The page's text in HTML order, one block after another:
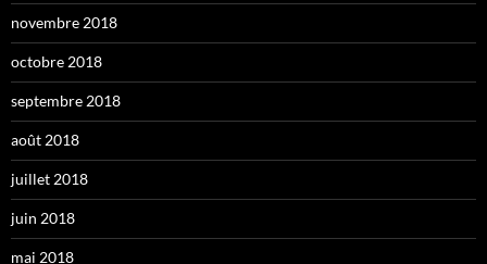
novembre 2018
octobre 2018
septembre 2018
août 2018
juillet 2018
juin 2018
mai 2018